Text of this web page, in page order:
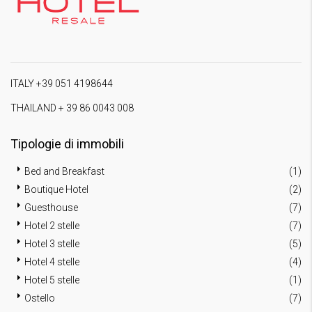
ITALY +39 051 4198644
THAILAND + 39 86 0043 008
Tipologie di immobili
Bed and Breakfast
(1)
Boutique Hotel
(2)
Guesthouse
(7)
Hotel 2 stelle
(7)
Hotel 3 stelle
(5)
Hotel 4 stelle
(4)
Hotel 5 stelle
(1)
Ostello
(7)